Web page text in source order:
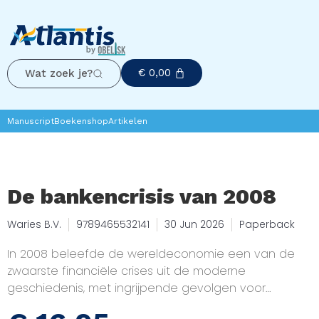
Wat zoek je? € 0,00
ManuscriptBoekenshopArtikelen
De bankencrisis van 2008
Waries B.V. 9789465532141 30 Jun 2026 Paperback
In 2008 beleefde de wereldeconomie een van de
zwaarste financiële crises uit de moderne
geschiedenis, met ingrijpende gevolgen voor